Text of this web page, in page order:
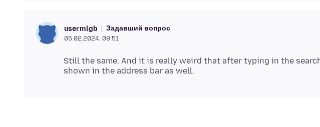
usermlgb Задавший вопрос
05.02.2024, 08:51
Still the same. And it is really weird that after typing in the